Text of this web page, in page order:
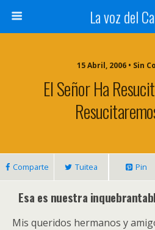
La voz del
15 Abril, 2006 • Sin
El Señor Ha
Comparte Tuitea Pin
Esa es nuestra
Mis queridos hermanos y